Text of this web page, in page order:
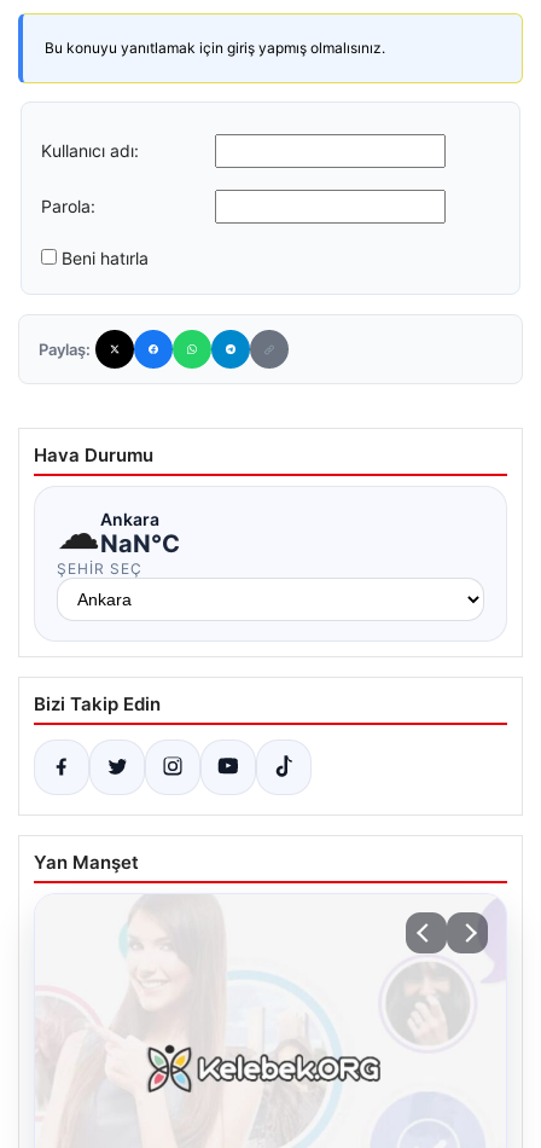
Bu konuyu yanıtlamak için giriş yapmış olmalısınız.
Kullanıcı adı:
Parola:
Beni hatırla
Paylaş:
Hava Durumu
☁Ankara
NaN°C
ŞEHIR SEÇ
Bizi Takip Edin
Yan Manşet